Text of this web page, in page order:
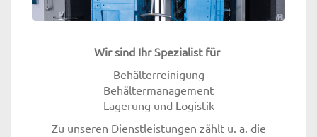
Wir sind Ihr Spezialist für
Behälterreinigung
Behältermanagement
Lagerung und Logistik
Zu unseren Dienstleistungen zählt u. a. die